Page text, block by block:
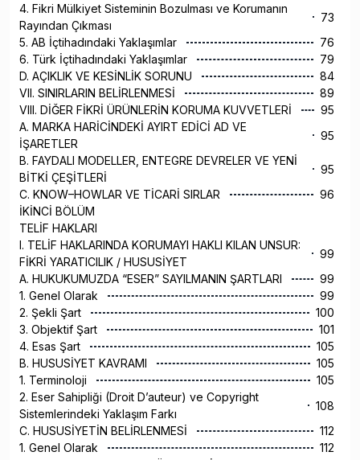
4. Fikri Mülkiyet Sisteminin Bozulması ve Korumanın
Rayından Çıkması
73
5. AB İçtihadındaki Yaklaşımlar
76
6. Türk İçtihadındaki Yaklaşımlar
79
D. AÇIKLIK VE KESİNLİK SORUNU
84
VII. SINIRLARIN BELİRLENMESİ
89
VIII. DİĞER FİKRİ ÜRÜNLERİN KORUMA KUVVETLERİ
95
A. MARKA HARİCİNDEKİ AYIRT EDİCİ AD VE
İŞARETLER
95
B. FAYDALI MODELLER, ENTEGRE DEVRELER VE YENİ
BİTKİ ÇEŞİTLERİ
95
C. KNOW–HOWLAR VE TİCARİ SIRLAR
96
İKİNCİ BÖLÜM
TELİF HAKLARI
I. TELİF HAKLARINDA KORUMAYI HAKLI KILAN UNSUR:
FİKRİ YARATICILIK / HUSUSİYET
99
A. HUKUKUMUZDA “ESER” SAYILMANIN ŞARTLARI
99
1. Genel Olarak
99
2. Şekli Şart
100
3. Objektif Şart
101
4. Esas Şart
105
B. HUSUSİYET KAVRAMI
105
1. Terminoloji
105
2. Eser Sahipliği (Droit D’auteur) ve Copyright
Sistemlerindeki Yaklaşım Farkı
108
C. HUSUSİYETİN BELİRLENMESİ
112
1. Genel Olarak
112